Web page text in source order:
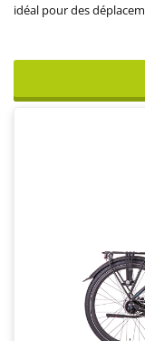
idéal pour des